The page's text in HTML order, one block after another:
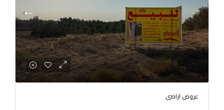
عروض اراضى